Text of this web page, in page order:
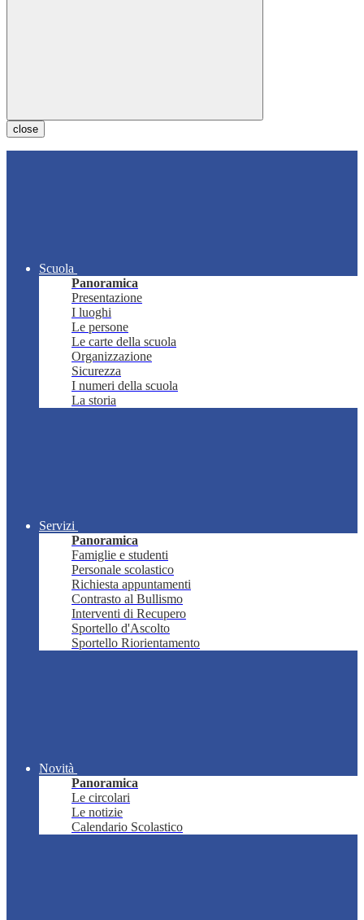
close
Scuola
Panoramica
Presentazione
I luoghi
Le persone
Le carte della scuola
Organizzazione
Sicurezza
I numeri della scuola
La storia
Servizi
Panoramica
Famiglie e studenti
Personale scolastico
Richiesta appuntamenti
Contrasto al Bullismo
Interventi di Recupero
Sportello d'Ascolto
Sportello Riorientamento
Novità
Panoramica
Le circolari
Le notizie
Calendario Scolastico